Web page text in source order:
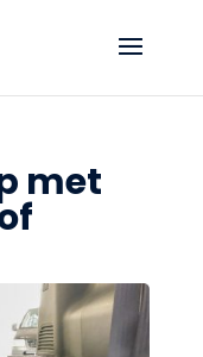
met